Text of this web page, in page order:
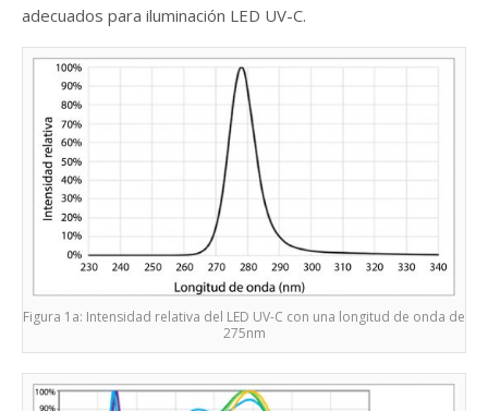
adecuados para iluminación LED UV-C.
Figura 1a: Intensidad relativa del LED UV-C con una longitud de onda de
275nm